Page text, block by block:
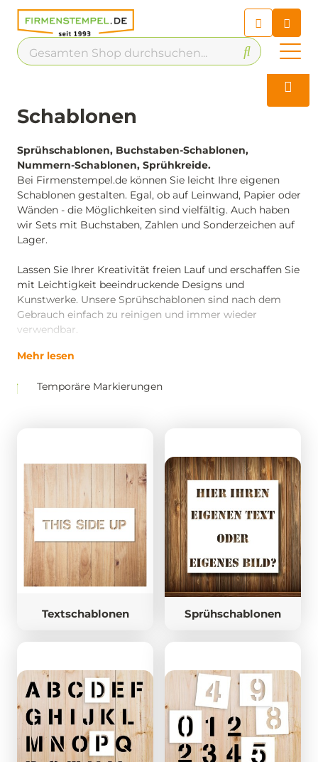
Chatbot
Chatten Sie 24/7 mit unserem
hilfreichen Chatbot
Schablonen
Sprühschablonen, Buchstaben-Schablonen,
Nummern-Schablonen, Sprühkreide.
Bei Firmenstempel.de können Sie leicht Ihre eigenen
Schablonen gestalten. Egal, ob auf Leinwand, Papier oder
Wänden - die Möglichkeiten sind vielfältig. Auch haben
wir Sets mit Buchstaben, Zahlen und Sonderzeichen auf
Lager.
Lassen Sie Ihrer Kreativität freien Lauf und erschaffen Sie
mit Leichtigkeit beeindruckende Designs und
Kunstwerke. Unsere Sprühschablonen sind nach dem
Gebrauch einfach zu reinigen und immer wieder
verwendbar.
Mehr lesen
Temporäre Markierungen
Textschablonen Sprühschablonen